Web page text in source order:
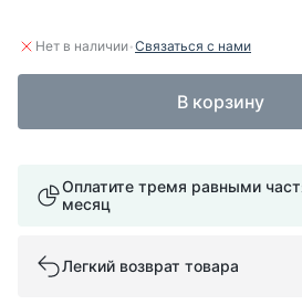
Нет в наличии·Связаться с нами
В корзину
Оплатите тремя равными
месяц
Легкий возврат товара